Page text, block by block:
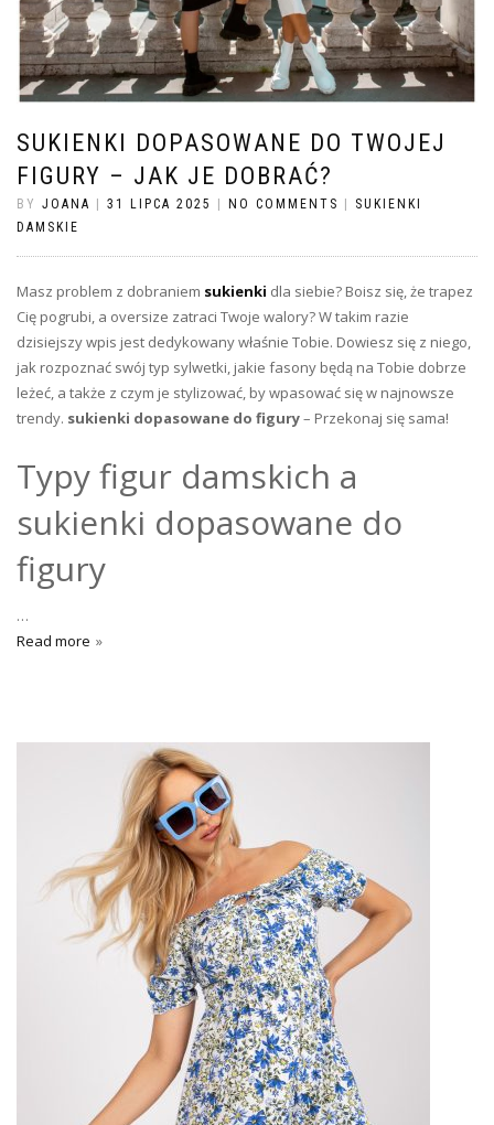
SUKIENKI DOPASOWANE DO TWOJEJ
FIGURY – JAK JE DOBRAĆ?
BY JOANA | 31 LIPCA 2025 | NO COMMENTS | SUKIENKI
DAMSKIE
Masz problem z dobraniem sukienki dla siebie? Boisz się, że trapez
Cię pogrubi, a oversize zatraci Twoje walory? W takim razie
dzisiejszy wpis jest dedykowany właśnie Tobie. Dowiesz się z niego,
jak rozpoznać swój typ sylwetki, jakie fasony będą na Tobie dobrze
leżeć, a także z czym je stylizować, by wpasować się w najnowsze
trendy. sukienki dopasowane do figury– Przekonaj się sama!
Typy figur damskich a
sukienki dopasowane do
figury
…
Read more